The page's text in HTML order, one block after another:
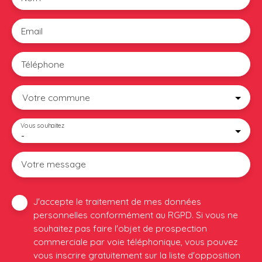
Email
Téléphone
Votre commune
-
Vous souhaitez
Votre message
J'accepte le traitement de mes données
personnelles conformément au RGPD. Si vous ne
souhaitez pas faire l'objet de prospection
commerciale par voie téléphonique, vous pouvez
vous inscrire gratuitement sur la liste d'opposition